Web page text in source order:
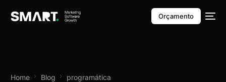
Orçamento
Home Blog programática